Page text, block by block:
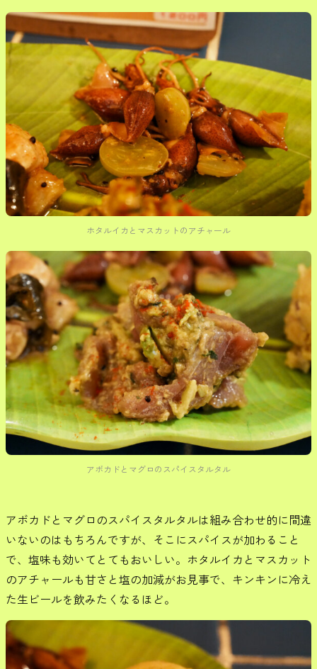
ホタルイカとマスカットのアチャール
アボカドとマグロのスパイスタルタル
アボカドとマグロのスパイスタルタルは組み合わせ的に間違
いないのはもちろんですが、そこにスパイスが加わること
で、塩味も効いてとてもおいしい。ホタルイカとマスカット
のアチャールも甘さと塩の加減がお見事で、キンキンに冷え
た生ビールを飲みたくなるほど。